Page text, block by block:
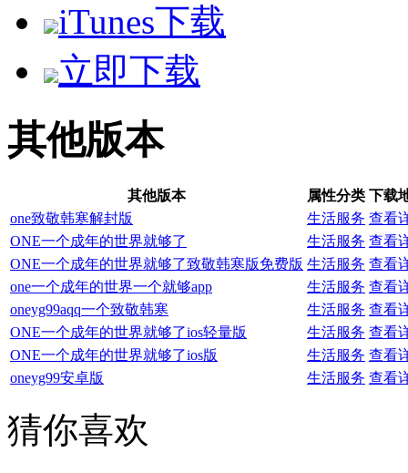
iTunes下载
立即下载
其他版本
其他版本 属性分类 下载
one致敬韩寒解封版
生活服务 查看
ONE一个成年的世界就够了
生活服务 查看
ONE一个成年的世界就够了致敬韩寒版免费版 生活服务 查看
one一个成年的世界一个就够app
生活服务 查看
oneyg99aqq一个致敬韩寒
生活服务 查看
ONE一个成年的世界就够了ios轻量版
生活服务 查看
ONE一个成年的世界就够了ios版
生活服务 查看
oneyg99安卓版
生活服务 查看
猜你喜欢